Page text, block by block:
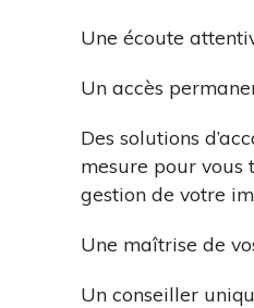
Une écoute
Un accès
Des solutions
mesure pour vous
gestion de votre
Une maîtrise de
Un conseiller